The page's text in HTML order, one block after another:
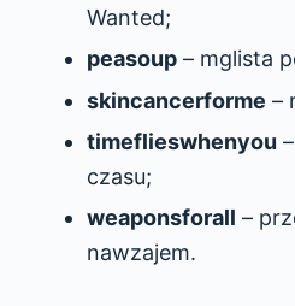
Wanted;
peasoup– mglista
skincancerforme –
timeflieswhenyou
czasu;
weaponsforall –
nawzajem.